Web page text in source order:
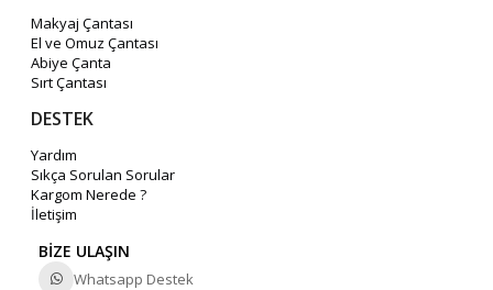
Makyaj Çantası
El ve Omuz Çantası
Abiye Çanta
Sırt Çantası
DESTEK
Yardım
Sıkça Sorulan Sorular
Kargom Nerede ?
İletişim
BİZE ULAŞIN
Whatsapp Destek